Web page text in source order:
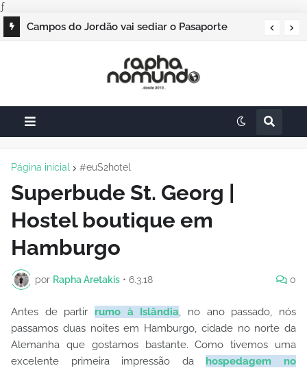
ƒ
Campos do Jordão vai sediar o Pasaporte
Página inicial #euS2hotel
Superbude St. Georg |
Hostel boutique em
Hamburgo
por Rapha Aretakis • 6.3.18 0
Antes de partir rumo à Islândia, no ano passado, nós
passamos duas noites em Hamburgo, cidade no norte da
Alemanha que gostamos bastante. Como tivemos uma
excelente primeira impressão da hospedagem no